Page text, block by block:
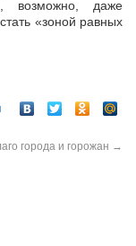
возможно, даже
«зоной равных
города и горожан →